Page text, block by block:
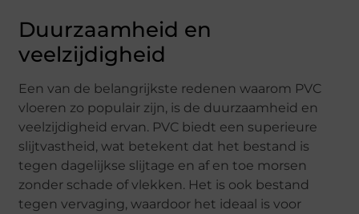
Duurzaamheid en
veelzijdigheid
Een van de belangrijkste redenen waarom PVC
vloeren zo populair zijn, is de duurzaamheid en
veelzijdigheid ervan. PVC biedt een superieure
slijtvastheid, wat betekent dat het bestand is
tegen dagelijkse slijtage en af en toe morsen
zonder schade of vlekken. Het is ook bestand
tegen vervaging, waardoor het ideaal is voor